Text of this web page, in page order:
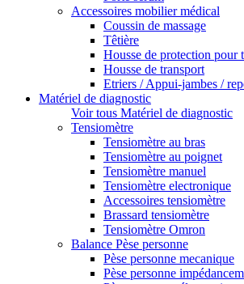
Accessoires mobilier médical
Coussin de massage
Têtière
Housse de protection pour
Housse de transport
Etriers / Appui-jambes /
Matériel de diagnostic
Voir tous Matériel de diagnostic
Tensiomètre
Tensiomètre au bras
Tensiomètre au poignet
Tensiomètre manuel
Tensiomètre electronique
Accessoires tensiomètre
Brassard tensiomètre
Tensiomètre Omron
Balance Pèse personne
Pèse personne mecanique
Pèse personne